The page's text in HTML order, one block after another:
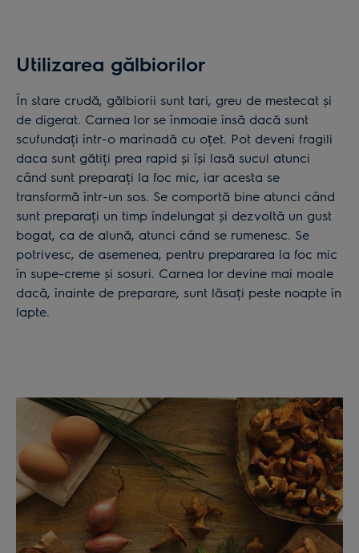
Utilizarea gălbiorilor
În stare crudă, gălbiorii sunt tari, greu de mestecat și
de digerat. Carnea lor se înmoaie însă dacă sunt
scufundați într-o marinadă cu oțet. Pot deveni fragili
daca sunt gătiți prea rapid și își lasă sucul atunci
când sunt preparați la foc mic, iar acesta se
transformă într-un sos. Se comportă bine atunci când
sunt preparați un timp îndelungat și dezvoltă un gust
bogat, ca de alună, atunci când se rumenesc. Se
potrivesc, de asemenea, pentru prepararea la foc mic
în supe-creme și sosuri. Carnea lor devine mai moale
dacă, înainte de preparare, sunt lăsați peste noapte în
lapte.